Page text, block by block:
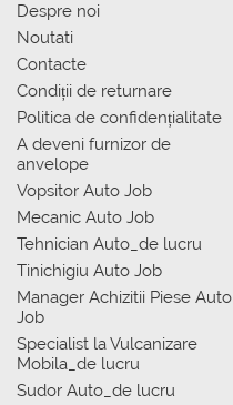
Despre noi
Noutati
Contacte
Condiții de returnare
Politica de confidențialitate
A deveni furnizor de
anvelope
Vopsitor Auto Job
Mecanic Auto Job
Tehnician Auto_de lucru
Tinichigiu Auto Job
Manager Achizitii Piese Auto
Job
Specialist la Vulcanizare
Mobila_de lucru
Sudor Auto_de lucru